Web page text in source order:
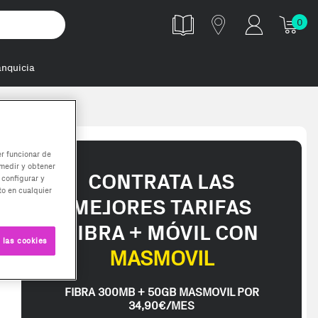
0
CONTRATA LAS
MEJORES TARIFAS
FIBRA + MÓVIL CON
MASMOVIL
FIBRA 300MB + 50GB MASMOVIL POR
34,90€/MES
funcionar de
y obtener
y
en cualquier
cookies